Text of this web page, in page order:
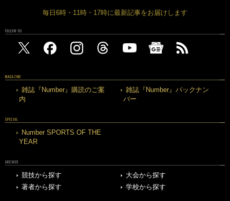
毎日6時・11時・17時に最新記事をお届けします
FOLLOW US
MAGAZINE
雑誌『Number』購読のご案
内
雑誌『Number』バックナン
バー
SPECIAL
Number SPORTS OF THE
YEAR
ARCHIVE
競技から探す
大会から探す
著者から探す
学校から探す